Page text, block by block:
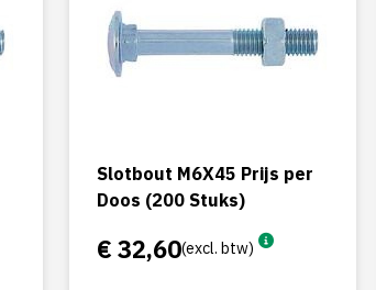
Slotbout M6X45 Prijs per
Doos (200 Stuks)
€ 32,60(excl. btw)